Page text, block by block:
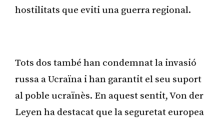
hostilitats que eviti una guerra regional.
Tots dos també han condemnat la invasió
russa a Ucraïna i han garantit el seu suport
al poble ucraïnès. En aquest sentit, Von der
Leyen ha destacat que la seguretat europea